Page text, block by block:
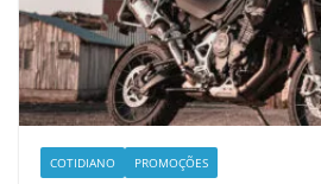
COTIDIANO PROMOÇÕES